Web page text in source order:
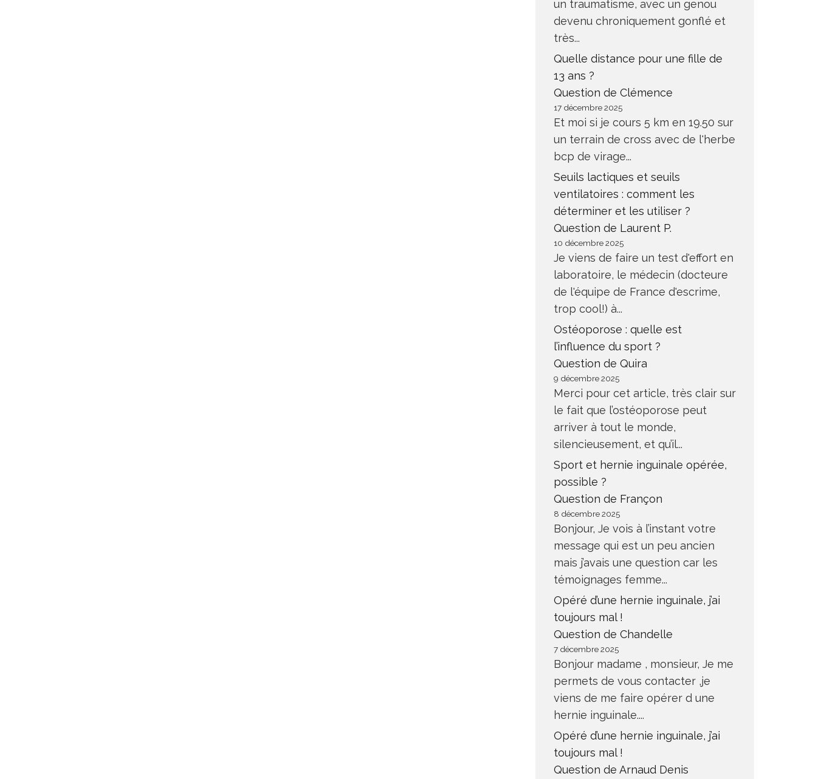
un traumatisme, avec un genou
devenu chroniquement gonflé et
très...
Quelle distance pour une fille de
13 ans ?
Question de Clémence
17 décembre 2025
Et moi si je cours 5 km en 19.50 sur
un terrain de cross avec de l'herbe
bcp de virage...
Seuils lactiques et seuils
ventilatoires : comment les
déterminer et les utiliser ?
Question de Laurent P.
10 décembre 2025
Je viens de faire un test d'effort en
laboratoire, le médecin (docteure
de l'équipe de France d'escrime,
trop cool!) à...
Ostéoporose : quelle est
l’influence du sport ?
Question de Quira
9 décembre 2025
Merci pour cet article, très clair sur
le fait que l’ostéoporose peut
arriver à tout le monde,
silencieusement, et qu’il...
Sport et hernie inguinale opérée,
possible ?
Question de Françon
8 décembre 2025
Bonjour, Je vois à l’instant votre
message qui est un peu ancien
mais j’avais une question car les
témoignages femme...
Opéré d’une hernie inguinale, j’ai
toujours mal !
Question de Chandelle
7 décembre 2025
Bonjour madame , monsieur, Je me
permets de vous contacter ,je
viens de me faire opérer d une
hernie inguinale....
Opéré d’une hernie inguinale, j’ai
toujours mal !
Question de Arnaud Denis